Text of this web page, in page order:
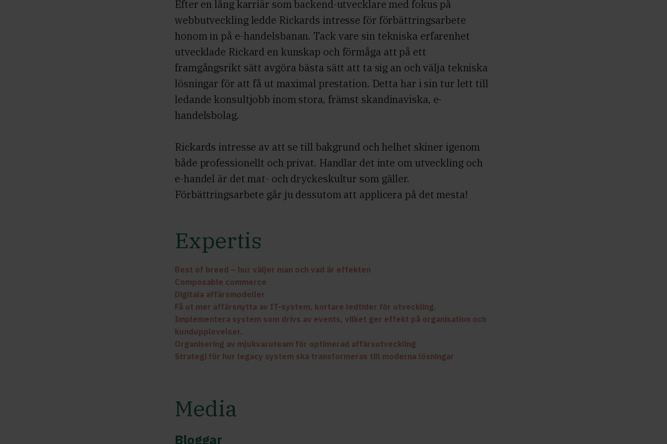
Efter en lång karriär som backend-utvecklare med fokus på
webbutveckling ledde Rickards intresse för förbättringsarbete
honom in på e-handelsbanan. Tack vare sin tekniska erfarenhet
utvecklade Rickard en kunskap och förmåga att på ett
framgångsrikt sätt avgöra bästa sätt att ta sig an och välja tekniska
lösningar för att få ut maximal prestation. Detta har i sin tur lett till
ledande konsultjobb inom stora, främst skandinaviska, e-
handelsbolag.
Rickards intresse av att se till bakgrund och helhet skiner igenom
både professionellt och privat. Handlar det inte om utveckling och
e-handel är det mat- och dryckeskultur som gäller.
Förbättringsarbete går ju dessutom att applicera på det mesta!
Expertis
Best of breed – hur väljer man och vad är effekten
Composable commerce
Digitala affärsmodeller
Få ut mer affärsnytta av IT-system, kortare ledtider för utveckling.
Implementera system som drivs av events, vilket ger effekt på organisation och
kundupplevelser.
Organisering av mjukvaruteam för optimerad affärsutveckling
Strategi för hur legacy system ska transformeras till moderna lösningar
Media
Bloggar